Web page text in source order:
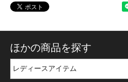
ほかの商品を探す